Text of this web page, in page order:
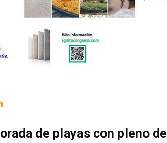
de playas con pleno de